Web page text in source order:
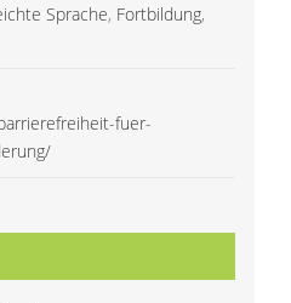
Sprache, Fortbildung,
fuer-